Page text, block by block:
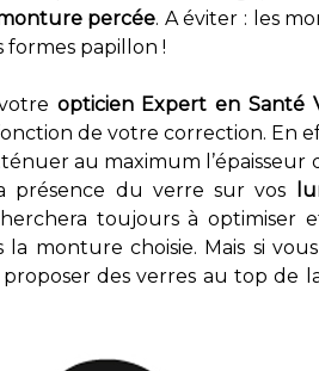
percée. A éviter : les
formes papillon !
opticien Expert en Santé
de votre correction. En
au maximum l’épaisseur
présence du verre sur vos
toujours à optimiser
la monture choisie. Mais si
des verres au top de